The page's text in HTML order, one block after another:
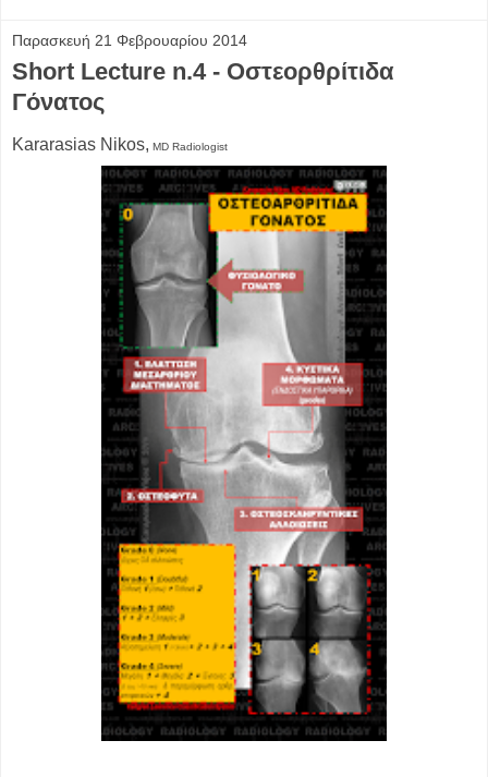
Παρασκευή 21 Φεβρουαρίου 2014
Short Lecture n.4 - Οστεορθρίτιδα
Γόνατος
Kararasias Nikos, MD Radiologist